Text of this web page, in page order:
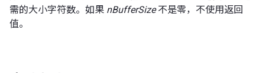
需的大小字符数。如果 nBufferSize不是零，不使用返回
值。